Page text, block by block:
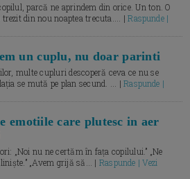
parcă ne aprindem din orice. Un ton. O
din nou noaptea trecuta.... |Raspunde |
un cuplu, nu doar parinti
multe cupluri descoperă ceva ce nu se
se mută pe plan secund. ... |Raspunde |
emotiile care plutesc in aer
„Noi nu ne certăm în fața copilului.” „Ne
„Avem grijă să... | Raspunde | Vezi